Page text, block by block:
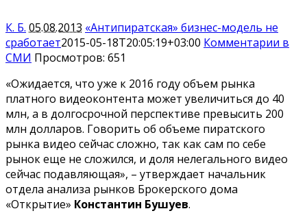
К. Б. 05.08.2013 «Антипиратская» бизнес-модель не
сработает2015-05-18T20:05:19+03:00 Комментарии в
СМИ Просмотров: 651
«Ожидается, что уже к 2016 году объем рынка
платного видеоконтента может увеличиться до 40
млн, а в долгосрочной перспективе превысить 200
млн долларов. Говорить об объеме пиратского
рынка видео сейчас сложно, так как сам по себе
рынок еще не сложился, и доля нелегального видео
сейчас подавляющая», – утверждает начальник
отдела анализа рынков Брокерского дома
«Открытие» Константин Бушуев.